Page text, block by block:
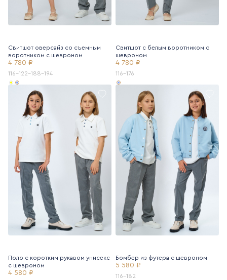
Свитшот оверсайз со съемным
воротником с шевроном
4 780 ₽
116-122-188-194
Свитшот с белым воротником с
шевроном
4 780 ₽
116-176
Поло с коротким рукавом унисекс
с шевроном
4 580 ₽
Бомбер из футера с шевроном
5 580 ₽
116-182